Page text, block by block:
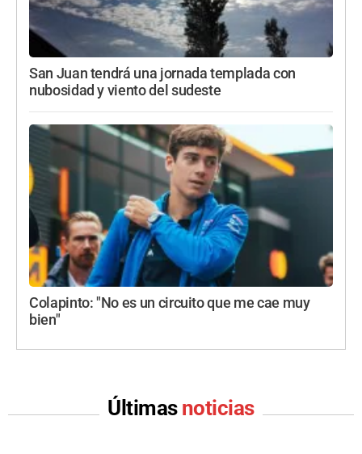
San Juan tendrá una jornada templada con
nubosidad y viento del sudeste
Colapinto: "No es un circuito que me cae muy
bien"
Últimas noticias